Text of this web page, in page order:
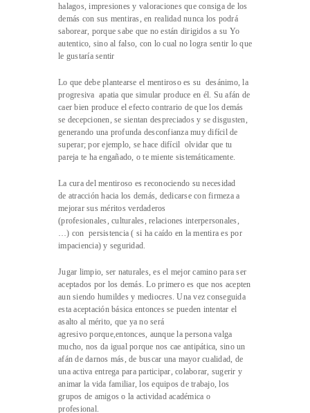
halagos, impresiones y valoraciones que consiga de los
demás con sus mentiras, en realidad nunca los podrá
saborear, porque sabe que no están dirigidos a su Yo
autentico, sino al falso, con lo cual no logra sentir lo que
le gustaría sentir
Lo que debe plantearse el mentiroso es su desánimo, la
progresiva apatia que simular produce en él. Su afán de
caer bien produce el efecto contrario de que los demás
se decepcionen, se sientan despreciados y se disgusten,
generando una profunda desconfianza muy difícil de
superar; por ejemplo, se hace difícil olvidar que tu
pareja te ha engañado, o te miente sistemáticamente.
La cura del mentiroso es reconociendo su necesidad
de atracción hacia los demás, dedicarse con firmeza a
mejorar sus méritos verdaderos
(profesionales, culturales, relaciones interpersonales,
…) con persistencia ( si ha caído en la mentira es por
impaciencia) y seguridad.
Jugar limpio, ser naturales, es el mejor camino para ser
aceptados por los demás. Lo primero es que nos acepten
aun siendo humildes y mediocres. Una vez conseguida
esta aceptación básica entonces se pueden intentar el
asalto al mérito, que ya no será
agresivo porque,entonces, aunque la persona valga
mucho, nos da igual porque nos cae antipática, sino un
afán de darnos más, de buscar una mayor cualidad, de
una activa entrega para participar, colaborar, sugerir y
animar la vida familiar, los equipos de trabajo, los
grupos de amigos o la actividad académica o
profesional.